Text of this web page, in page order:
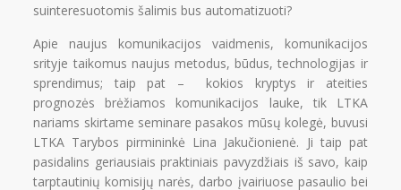
suinteresuotomis šalimis bus automatizuoti?
Apie naujus komunikacijos vaidmenis, komunikacijos
srityje taikomus naujus metodus, būdus, technologijas ir
sprendimus; taip pat – kokios kryptys ir ateities
prognozės brėžiamos komunikacijos lauke, tik LTKA
nariams skirtame seminare pasakos mūsų kolegė, buvusi
LTKA Tarybos pirmininkė Lina Jakučionienė. Ji taip pat
pasidalins geriausiais praktiniais pavyzdžiais iš savo, kaip
tarptautinių komisijų narės, darbo įvairiuose pasaulio bei